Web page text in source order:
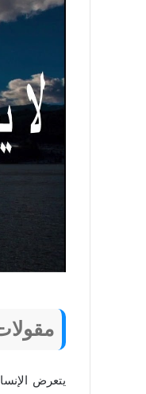
يتعرض